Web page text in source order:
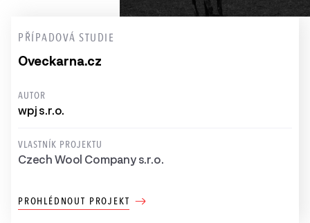
PŘÍPADOVÁ STUDIE
Oveckarna.cz
AUTOR
wpj s.r.o.
VLASTNÍK PROJEKTU
Czech Wool Company s.r.o.
PROHLÉDNOUT PROJEKT